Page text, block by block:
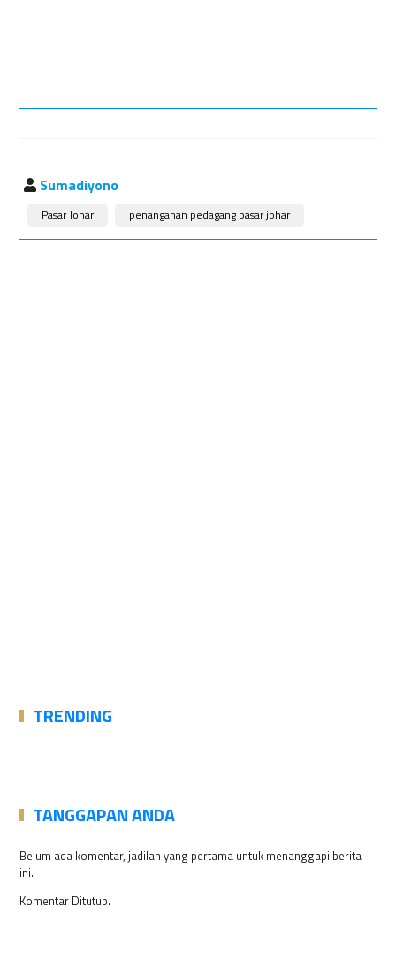
Sumadiyono
Pasar Johar penanganan pedagang pasar johar
TRENDING
TANGGAPAN ANDA
Belum ada komentar, jadilah yang pertama untuk menanggapi berita
ini.
Komentar Ditutup.